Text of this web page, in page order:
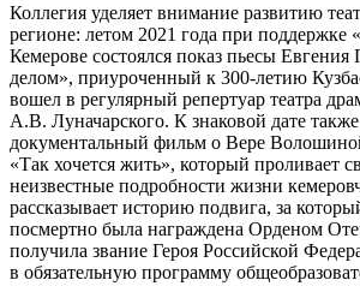
Коллегия уделяет внимание развитию
регионе: летом 2021 года при поддержке
Кемерове состоялся показ пьесы
делом», приуроченный к 300-летию
вошел в регулярный репертуар театра
А.В. Луначарского. К знаковой дате
документальный фильм о Вере
«Так хочется жить», который проливает
неизвестные подробности жизни
рассказывает историю подвига, за
посмертно была награждена Орденом
получила звание Героя Российской
в обязательную программу